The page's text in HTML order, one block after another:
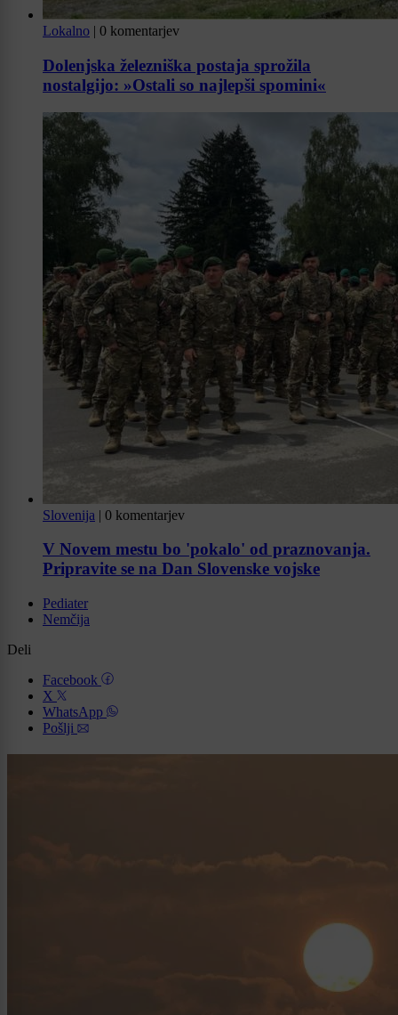
Lokalno | 0 komentarjev
Dolenjska železniška postaja sprožila
nostalgijo: »Ostali so najlepši spomini«
Slovenija | 0 komentarjev
V Novem mestu bo 'pokalo' od praznovanja.
Pripravite se na Dan Slovenske vojske
Pediater
Nemčija
Deli
Facebook
X
WhatsApp
Pošlji